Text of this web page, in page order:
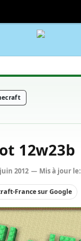
12w23b
2012 Mis à jour le:
France sur Google